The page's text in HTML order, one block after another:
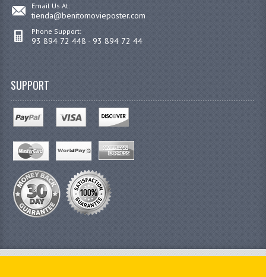
Email Us At:
tienda@benitomovieposter.com
Phone Support:
93 894 72 448 - 93 894 72 44
SUPPORT